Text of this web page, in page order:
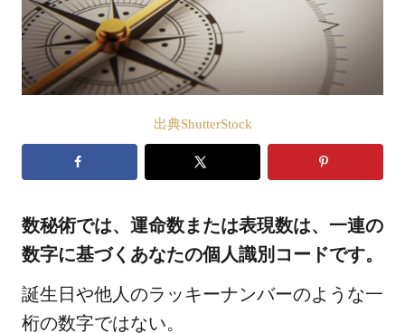
出典ShutterStock
数秘術では、運命数または表現数は、一連の
数字に基づくあなたの個人識別コードです。
誕生日や他人のラッキーナンバーのような一
桁の数字ではない。